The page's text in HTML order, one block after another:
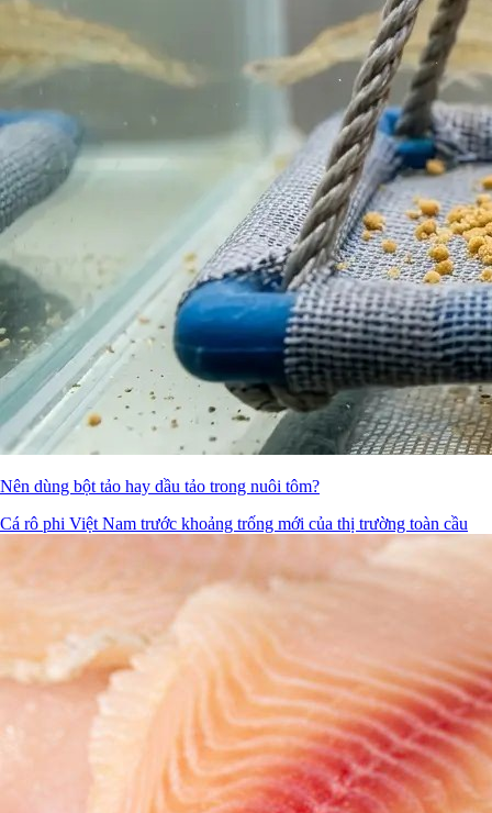
Nên dùng bột tảo hay dầu tảo trong nuôi tôm?
Cá rô phi Việt Nam trước khoảng trống mới của thị trường toàn cầu